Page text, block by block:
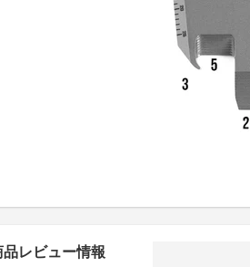
品レビュー情報